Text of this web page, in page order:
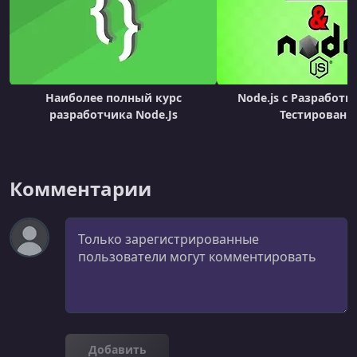
Наиболее полный курс
разработчика Node.Js
Node.js с
Комментарии
Комментарий
Добавить